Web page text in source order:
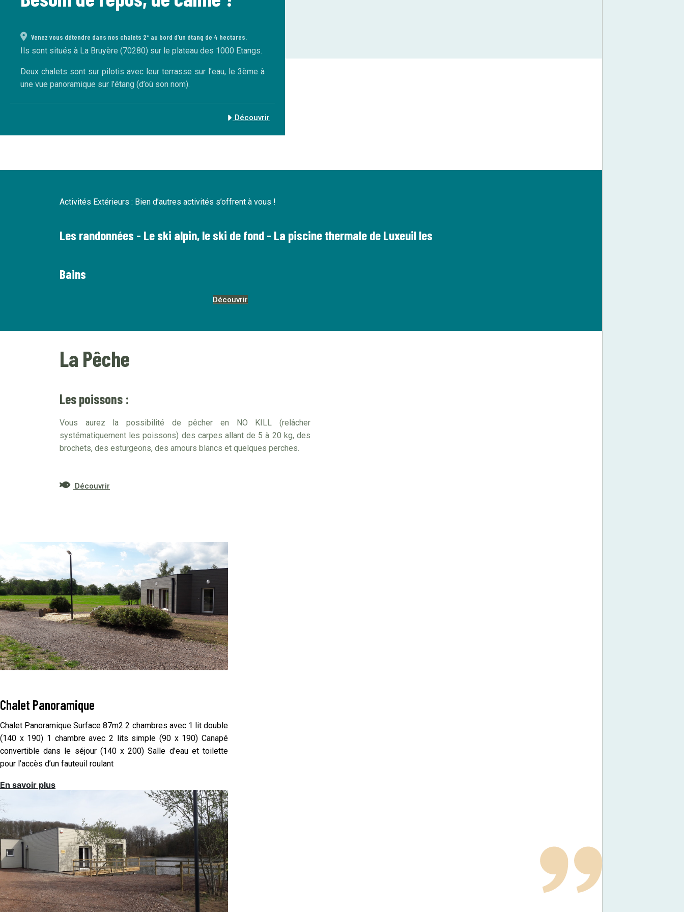
Venez vous détendre dans nos chalets 2* au bord d’un étang de 4 hectares.
Ils sont situés à La Bruyère (70280) sur le plateau des 1000 Etangs.
Deux chalets sont sur pilotis avec leur terrasse sur l’eau, le 3ème à
une vue panoramique sur l’étang (d’où son nom).
Découvrir
Activités Extérieurs : Bien d’autres activités s’offrent à vous !
Les randonnées - Le ski alpin, le ski de fond - La piscine thermale de Luxeuil les
Bains
Découvrir
La Pêche
Les poissons :
Vous aurez la possibilité de pêcher en NO KILL (relâcher
systématiquement les poissons) des carpes allant de 5 à 20 kg, des
brochets, des esturgeons, des amours blancs et quelques perches.
Découvrir
Chalet Panoramique
Chalet Panoramique Surface 87m2 2 chambres avec 1 lit double
(140 x 190) 1 chambre avec 2 lits simple (90 x 190) Canapé
convertible dans le séjour (140 x 200) Salle d’eau et toilette
pour l’accès d’un fauteuil roulant
En savoir plus